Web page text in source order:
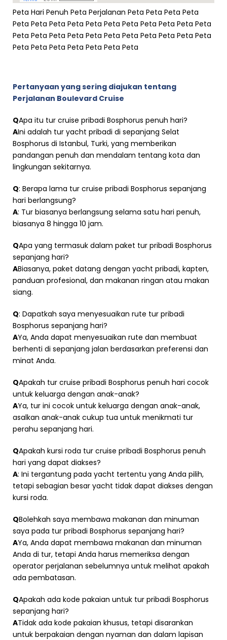
Peta Hari Penuh Peta Perjalanan Peta Peta Peta Peta
Peta Peta Peta Peta Peta Peta Peta Peta Peta Peta Peta
Peta Peta Peta Peta Peta Peta Peta Peta Peta Peta Peta
Peta Peta Peta Peta Peta Peta Peta
Pertanyaan yang sering diajukan tentang
Perjalanan Boulevard Cruise
QApa itu tur cruise pribadi Bosphorus penuh hari?
AIni adalah tur yacht pribadi di sepanjang Selat
Bosphorus di Istanbul, Turki, yang memberikan
pandangan penuh dan mendalam tentang kota dan
lingkungan sekitarnya.
Q: Berapa lama tur cruise pribadi Bosphorus sepanjang
hari berlangsung?
A: Tur biasanya berlangsung selama satu hari penuh,
biasanya 8 hingga 10 jam.
QApa yang termasuk dalam paket tur pribadi Bosphorus
sepanjang hari?
ABiasanya, paket datang dengan yacht pribadi, kapten,
panduan profesional, dan makanan ringan atau makan
siang.
Q: Dapatkah saya menyesuaikan rute tur pribadi
Bosphorus sepanjang hari?
AYa, Anda dapat menyesuaikan rute dan membuat
berhenti di sepanjang jalan berdasarkan preferensi dan
minat Anda.
QApakah tur cruise pribadi Bosphorus penuh hari cocok
untuk keluarga dengan anak-anak?
AYa, tur ini cocok untuk keluarga dengan anak-anak,
asalkan anak-anak cukup tua untuk menikmati tur
perahu sepanjang hari.
QApakah kursi roda tur cruise pribadi Bosphorus penuh
hari yang dapat diakses?
A: Ini tergantung pada yacht tertentu yang Anda pilih,
tetapi sebagian besar yacht tidak dapat diakses dengan
kursi roda.
QBolehkah saya membawa makanan dan minuman
saya pada tur pribadi Bosphorus sepanjang hari?
AYa, Anda dapat membawa makanan dan minuman
Anda di tur, tetapi Anda harus memeriksa dengan
operator perjalanan sebelumnya untuk melihat apakah
ada pembatasan.
QApakah ada kode pakaian untuk tur pribadi Bosphorus
sepanjang hari?
ATidak ada kode pakaian khusus, tetapi disarankan
untuk berpakaian dengan nyaman dan dalam lapisan